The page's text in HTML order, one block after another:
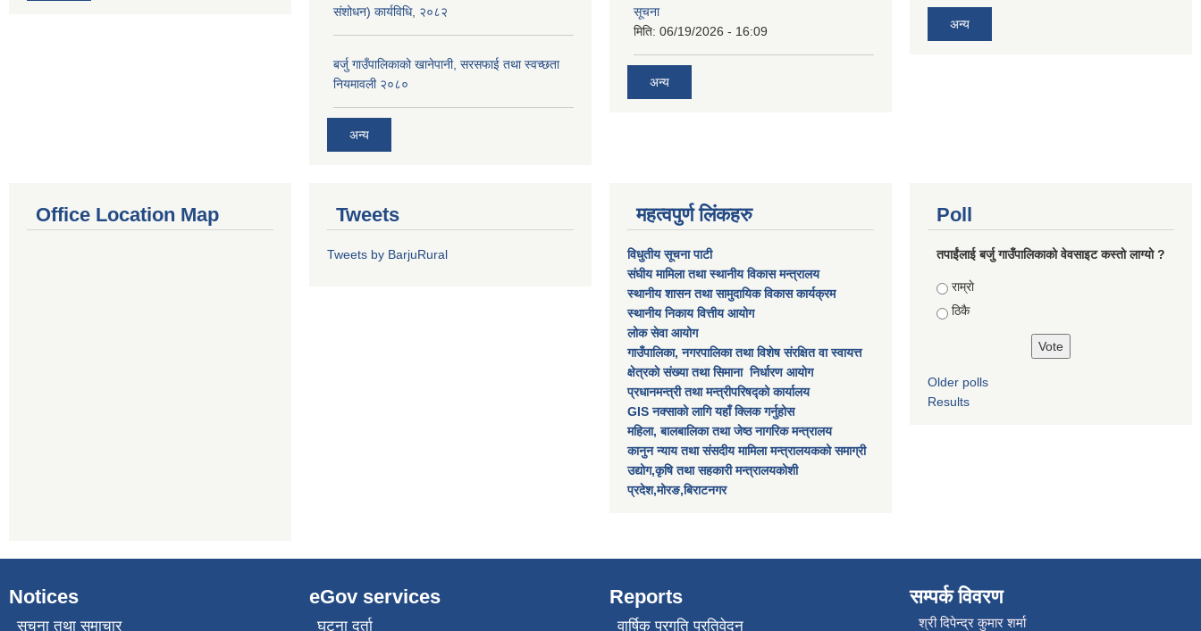
संशोधन) कार्यविधि, २०८२
बर्जु गाउँपालिकाको खानेपानी, सरसफाई तथा स्वच्छता
नियमावली २०८०
अन्य
सूचना
मिति: 06/19/2026 - 16:09
अन्य
अन्य
Office Location Map Tweets
Tweets by BarjuRural
महत्वपुर्ण लिंकहरु
विधुतीय सूचना पाटी
संघीय मामिला तथा स्थानीय विकास मन्त्रालय
स्थानीय शासन तथा सामुदायिक विकास कार्यक्रम
स्थानीय निकाय वित्तीय आयोग
लोक सेवा आयोग
गाउँपालिका, नगरपालिका तथा विशेष स‌ंरक्षित वा स्वायत्त
क्षेत्रकाे स‌ंख्या तथा सिमाना निर्धारण आयाेग
प्रधानमन्त्री तथा मन्त्रीपरिषद्को कार्यालय
GIS नक्साको लागि यहाँ क्लिक गर्नुहोस
महिला, बालबालिका तथा जेष्ठ नागरिक मन्त्रालय
कानुन न्याय तथा संसदीय मामिला मन्त्रालयकको समाग्री
उद्योग,कृषि तथा सहकारी मन्त्रालयकोशी
प्रदेश,मोरङ,बिराटनगर
Poll
तपाईंलाई बर्जु गाउँपालिकाको वेवसाइट कस्तो लाग्यो ?
Choices
राम्राे
ठिकै
Older polls
Results
Notices
सूचना तथा समाचार
eGov services
घटना दर्ता
Reports
वार्षिक प्रगति प्रतिवेदन
सम्पर्क विवरण
श्री दिपेन्द्र कुमार शर्मा